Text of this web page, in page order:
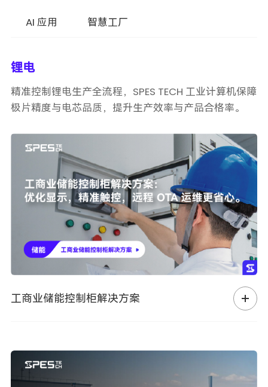
AI 应用 智慧工厂
锂电
精准控制锂电生产全流程，SPES TECH 工业计算机保障
极片精度与电芯品质，提升生产效率与产品合格率。
工商业储能控制柜解决方案